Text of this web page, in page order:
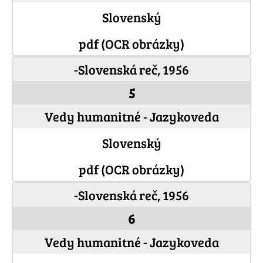
Slovenský
pdf (OCR obrázky)
-Slovenská reč, 1956
5
Vedy humanitné - Jazykoveda
Slovenský
pdf (OCR obrázky)
-Slovenská reč, 1956
6
Vedy humanitné - Jazykoveda